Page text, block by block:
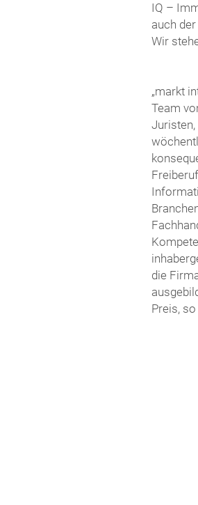
IQ –
auch
Wir
„markt
Team
die
Preis, so